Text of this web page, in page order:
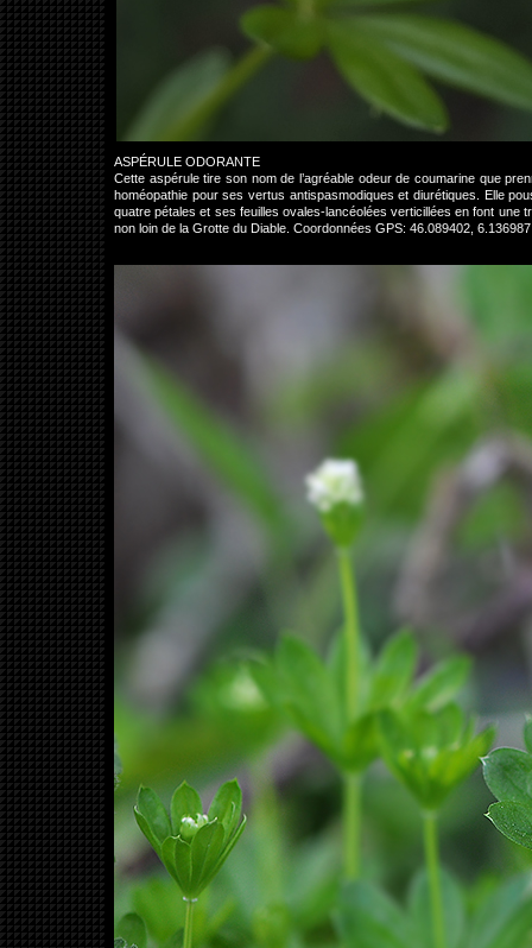
ASPÉRULE ODORANTE
Cette aspérule tire son nom de l’agréable odeur de coumarine que
homéopathie pour ses vertus antispasmodiques et diurétiques. Elle
quatre pétales et ses feuilles ovales-lancéolées verticillées en font une
non loin de la Grotte du Diable. Coordonnées GPS: 46.089402,